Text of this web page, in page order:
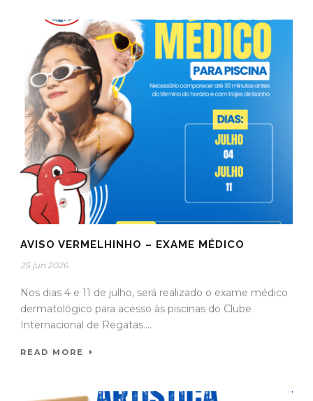
AVISO VERMELHINHO – EXAME MÉDICO
25 jun 2026
Nos dias 4 e 11 de julho, será realizado o exame médico
dermatológico para acesso às piscinas do Clube
Internacional de Regatas....
READ MORE